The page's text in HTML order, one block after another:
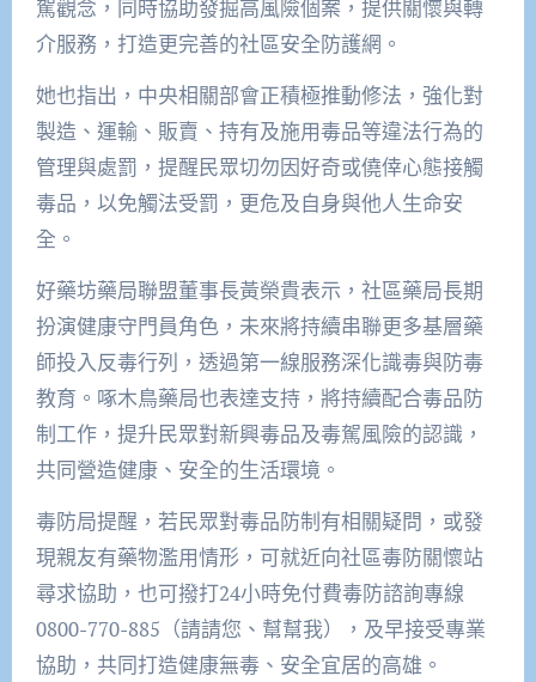
駕觀念，同時協助發掘高風險個案，提供關懷與轉
介服務，打造更完善的社區安全防護網。
她也指出，中央相關部會正積極推動修法，強化對
製造、運輸、販賣、持有及施用毒品等違法行為的
管理與處罰，提醒民眾切勿因好奇或僥倖心態接觸
毒品，以免觸法受罰，更危及自身與他人生命安
全。
好藥坊藥局聯盟董事長黃榮貴表示，社區藥局長期
扮演健康守門員角色，未來將持續串聯更多基層藥
師投入反毒行列，透過第一線服務深化識毒與防毒
教育。啄木鳥藥局也表達支持，將持續配合毒品防
制工作，提升民眾對新興毒品及毒駕風險的認識，
共同營造健康、安全的生活環境。
毒防局提醒，若民眾對毒品防制有相關疑問，或發
現親友有藥物濫用情形，可就近向社區毒防關懷站
尋求協助，也可撥打24小時免付費毒防諮詢專線
0800-770-885（請請您、幫幫我），及早接受專業
協助，共同打造健康無毒、安全宜居的高雄。